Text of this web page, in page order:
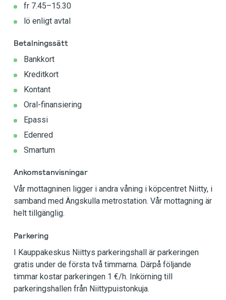
fr 7.45–15.30
lö enligt avtal
Betalningssätt
Bankkort
Kreditkort
Kontant
Oral-finansiering
Epassi
Edenred
Smartum
Ankomstanvisningar
Vår mottagninen ligger i andra våning i köpcentret Niitty, i
samband med Ängskulla metrostation. Vår mottagning är
helt tillgänglig.
Parkering
I Kauppakeskus Niittys parkeringshall är parkeringen
gratis under de första två timmarna. Därpå följande
timmar kostar parkeringen 1 €/h. Inkörning till
parkeringshallen från Niittypuistonkuja.